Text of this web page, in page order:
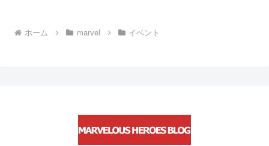
ホーム marvel イベント